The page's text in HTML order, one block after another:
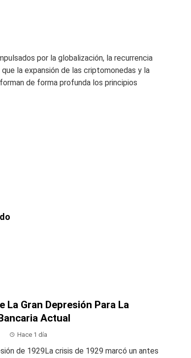
por la globalización, la recurrencia
la expansión de las criptomonedas y la
de forma profunda los principios
La Gran Depresión Para La
Actual
Hace 1 día
de 1929La crisis de 1929 marcó un antes